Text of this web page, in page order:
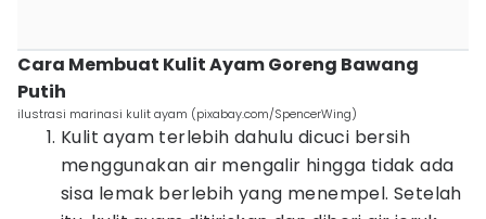
Cara Membuat Kulit Ayam Goreng Bawang
Putih
ilustrasi marinasi kulit ayam (pixabay.com/SpencerWing)
Kulit ayam terlebih dahulu dicuci bersih
menggunakan air mengalir hingga tidak ada
sisa lemak berlebih yang menempel. Setelah